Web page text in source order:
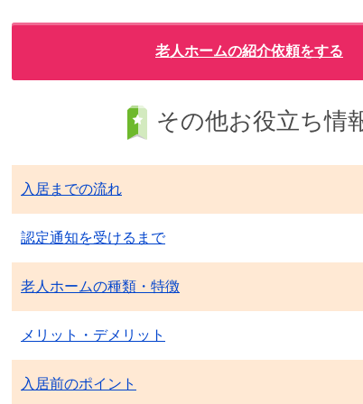
老人ホームの紹介依頼をする
その他お役立ち情
入居までの流れ
認定通知を受けるまで
老人ホームの種類・特徴
メリット・デメリット
入居前のポイント